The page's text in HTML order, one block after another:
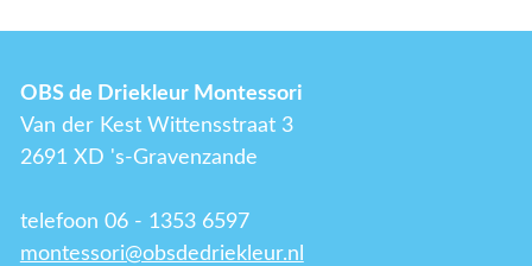
OBS de Driekleur Montessori
Van der Kest Wittensstraat 3
2691 XD 's-Gravenzande
telefoon 06 - 1353 6597
montessori@obsdedriekleur.nl